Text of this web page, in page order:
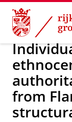
Skip
Content
Skip
Navigation
Over ons
from